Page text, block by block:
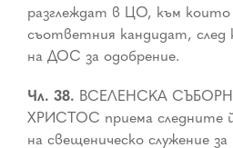
разглеждат в ЦО, към които
съответния кандидат, след
на ДОС за одобрение.
Чл. 38. ВСЕЛЕНСКА
ХРИСТОС приема следните
на свещеническо служение